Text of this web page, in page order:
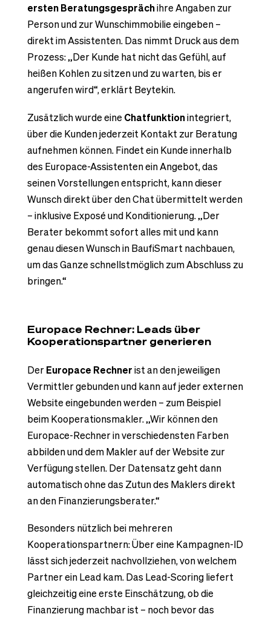
ersten Beratungsgesprächihre Angaben zur
Person und zur Wunschimmobilie eingeben –
direkt im Assistenten. Das nimmt Druck aus dem
Prozess: „Der Kunde hat nicht das Gefühl, auf
heißen Kohlen zu sitzen und zu warten, bis er
angerufen wird“, erklärt Beytekin.
Zusätzlich wurde eine Chatfunktionintegriert,
über die Kunden jederzeit Kontakt zur Beratung
aufnehmen können. Findet ein Kunde innerhalb
des Europace-Assistenten ein Angebot, das
seinen Vorstellungen entspricht, kann dieser
Wunsch direkt über den Chat übermittelt werden
– inklusive Exposé und Konditionierung. „Der
Berater bekommt sofort alles mit und kann
genau diesen Wunsch in BaufiSmart nachbauen,
um das Ganze schnellstmöglich zum Abschluss zu
bringen.“
Europace Rechner: Leads über
Kooperationspartner generieren
DerEuropace Rechnerist an den jeweiligen
Vermittler gebunden und kann auf jeder externen
Website eingebunden werden – zum Beispiel
beim Kooperationsmakler. „Wir können den
Europace-Rechner in verschiedensten Farben
abbilden und dem Makler auf der Website zur
Verfügung stellen. Der Datensatz geht dann
automatisch ohne das Zutun des Maklers direkt
an den Finanzierungsberater.“
Besonders nützlich bei mehreren
Kooperationspartnern: Über eine Kampagnen-ID
lässt sich jederzeit nachvollziehen, von welchem
Partner ein Lead kam. Das Lead-Scoring liefert
gleichzeitig eine erste Einschätzung, ob die
Finanzierung machbar ist – noch bevor das